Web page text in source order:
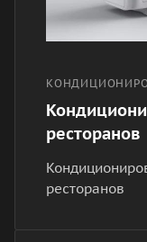
ресторанов
ресторанов